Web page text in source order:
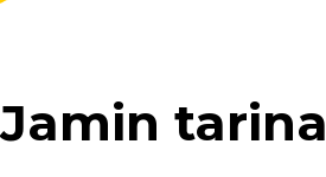
Jamin tarina